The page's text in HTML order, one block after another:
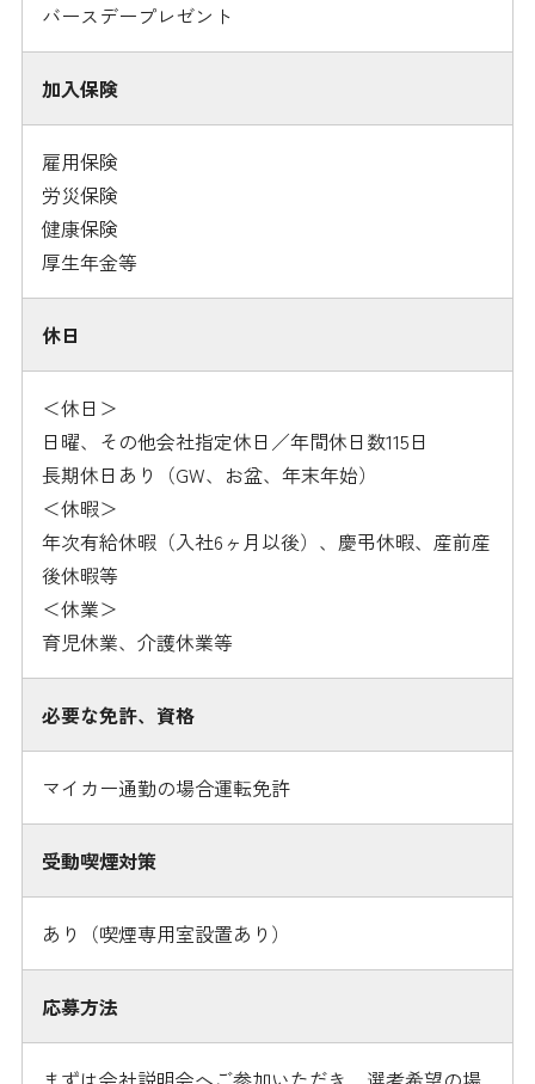
バースデープレゼント
加入保険
雇用保険
労災保険
健康保険
厚生年金等
休日
＜休日＞
日曜、その他会社指定休日／年間休日数115日
長期休日あり（GW、お盆、年末年始）
＜休暇＞
年次有給休暇（入社6ヶ月以後）、慶弔休暇、産前産
後休暇等
＜休業＞
育児休業、介護休業等
必要な免許、資格
マイカー通勤の場合運転免許
受動喫煙対策
あり（喫煙専用室設置あり）
応募方法